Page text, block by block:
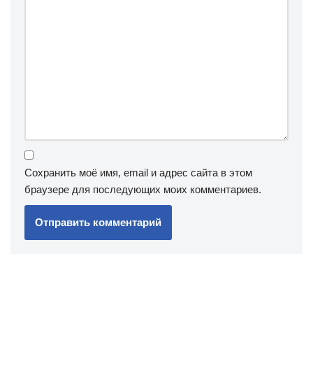
Сохранить моё имя, email и адрес сайта в этом
браузере для последующих моих комментариев.